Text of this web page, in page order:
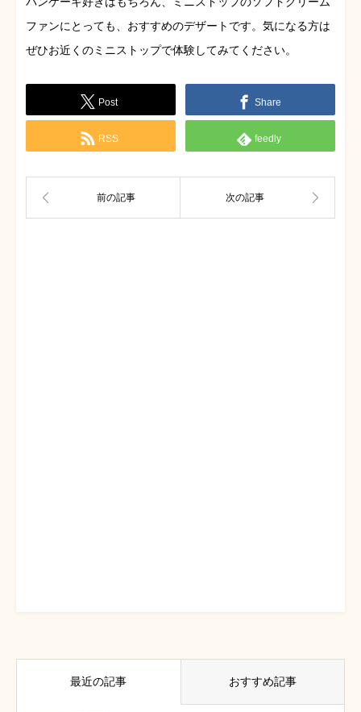
ファンにとっても、おすすめのデザートです。気になる方は
ぜひお近くのミニストップで体験してみてください。
Post Share
RSS feedly
最近の記事 おすすめ記事